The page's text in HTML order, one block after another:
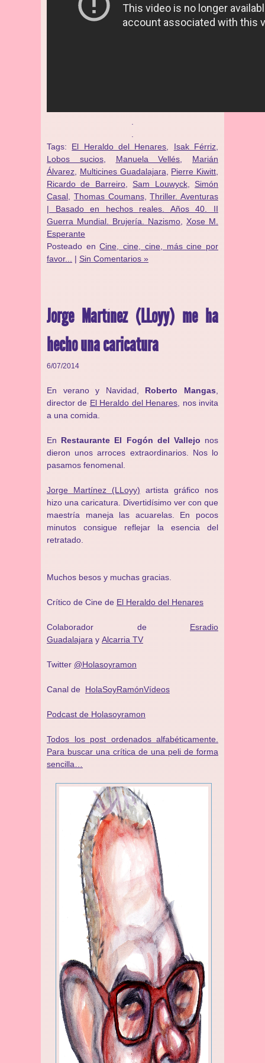
Tags: El Heraldo del Henares Isak Férriz
Lobos sucios, Manuela Vellés
Marián
Álvarez
Multicines Guadalajara Pierre Kiwitt
Ricardo de Barreiro, Sam Louwyck, Simón
Casal
Thomas Coumans,Thriller. Aventuras
| Basado en hechos reales. Años 40. II
Guerra Mundial. Brujería. Nazismo
Xose M.
Esperante
Posteado enCine, cine, cine, más cine por
favor...
| Sin Comentarios »
Jorge Martínez (LLoyy) me ha
hecho una caricatura
6/07/2014
En verano y Navidad, Roberto Mangas
director de El Heraldo del Henares , nos invita
a una comida.
En Restaurante El Fogón del Vallejo nos
dieron unos arroces extraordinarios. Nos lo
pasamos fenomenal.
Jorge Martínez (LLoyy) artista gráfico nos
hizo una caricatura. Divertidísimo ver con que
maestría maneja las acuarelas. En pocos
minutos consigue reflejar la esencia del
retratado.
Muchos besos y muchas gracias.
Crítico de Cine de El Heraldo del Henares
Colaborador de Esradio
Guadalajara y Alcarria TV
Twitter @Holasoyramon
Canal de HolaSoyRamónVídeos
Podcast de Holasoyramon
Todos los post ordenados alfabéticamente.
Para buscar una crítica de una peli de forma
sencilla…